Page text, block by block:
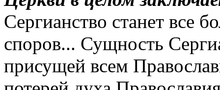
Сергианство станет все
споров... Сущность
присущей всем